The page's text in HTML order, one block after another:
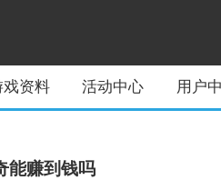
戏资料 活动中心 用户
能赚到钱吗